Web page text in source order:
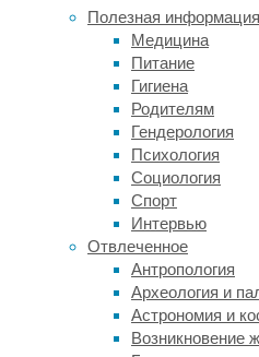
Полезная информация
Медицина
Питание
Гигиена
Родителям
Гендерология
Психология
Социология
Спорт
Интервью
Отвлеченное
Антропология
Археология и
Астрономия и
Возникновение
уксусную
кислоту,
которая,
свою
очередь,
запускает
производство
вирусов.
«Около
50%
вирусов,
которые
содержатся